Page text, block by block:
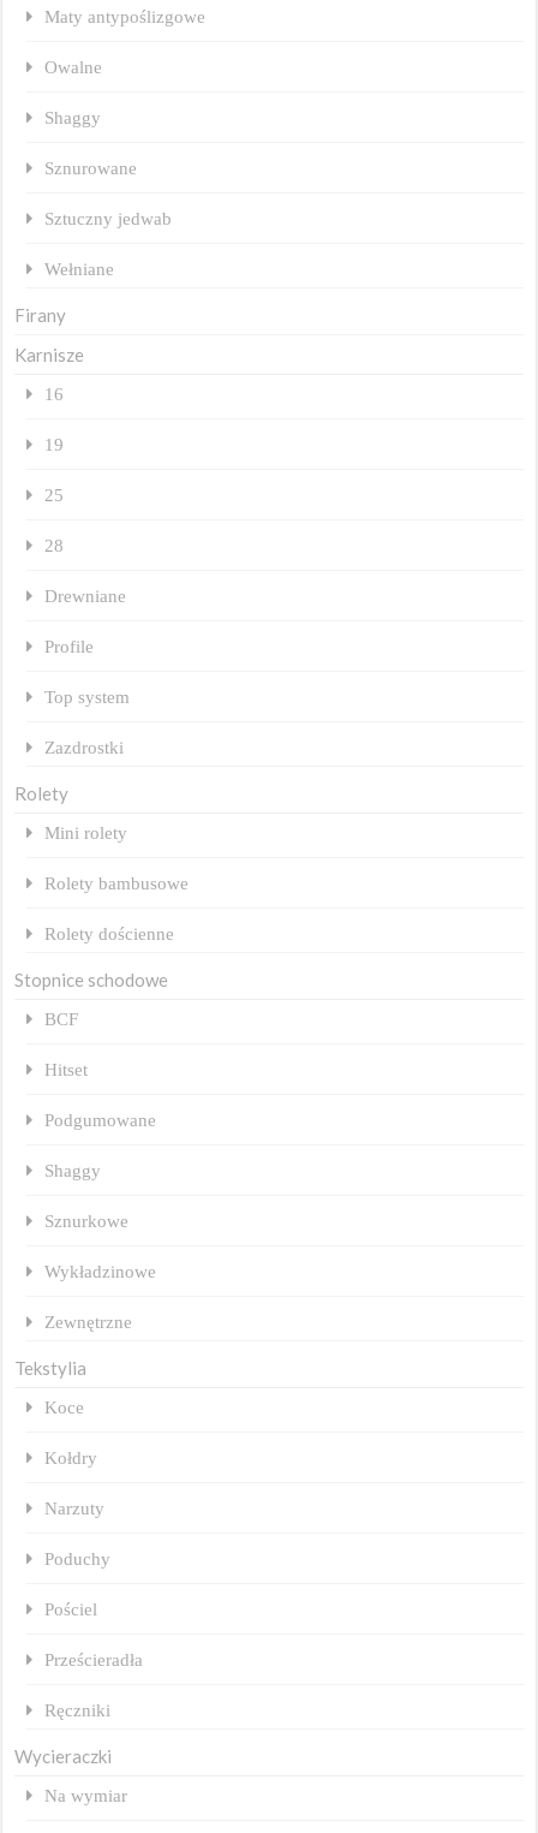
Maty antypoślizgowe
Owalne
Shaggy
Sznurowane
Sztuczny jedwab
Wełniane
Firany
Karnisze
16
19
25
28
Drewniane
Profile
Top system
Zazdrostki
Rolety
Mini rolety
Rolety bambusowe
Rolety dościenne
Stopnice schodowe
BCF
Hitset
Podgumowane
Shaggy
Sznurkowe
Wykładzinowe
Zewnętrzne
Tekstylia
Koce
Kołdry
Narzuty
Poduchy
Pościel
Prześcieradła
Ręczniki
Wycieraczki
Na wymiar